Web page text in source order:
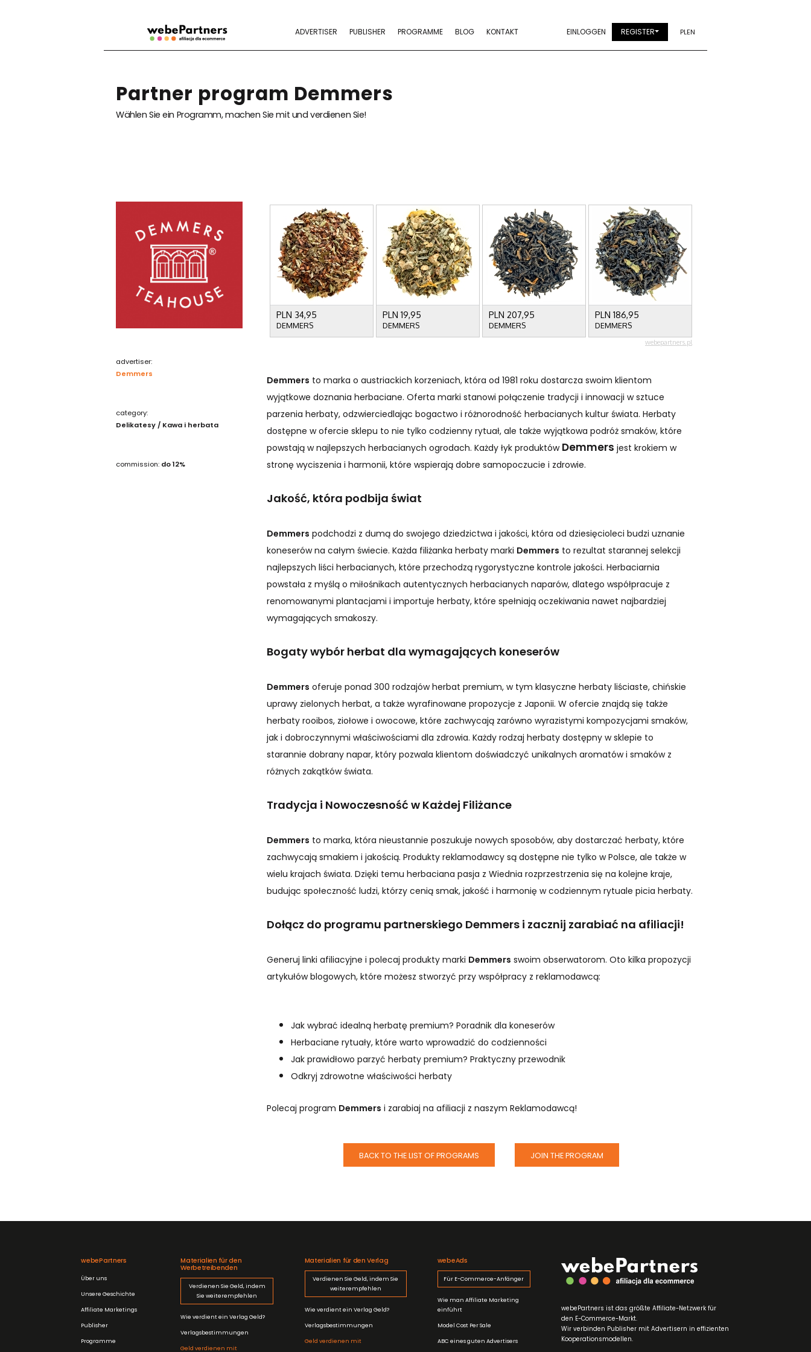
PLEN
EINLOGGEN REGISTER
ADVERTISER PUBLISHER PROGRAMME BLOG KONTAKT
Partner program Demmers
Wählen Sie ein Programm, machen Sie mit und verdienen Sie!
advertiser:
Demmers
category:
Delikatesy / Kawa i herbata
commission: do 12%
Demmers to marka o austriackich korzeniach, która od 1981 roku dostarcza swoim klientom
wyjątkowe doznania herbaciane. Oferta marki stanowi połączenie tradycji i innowacji w sztuce
parzenia herbaty, odzwierciedlając bogactwo i różnorodność herbacianych kultur świata. Herbaty
dostępne w ofercie sklepu to nie tylko codzienny rytuał, ale także wyjątkowa podróż smaków, które
powstają w najlepszych herbacianych ogrodach. Każdy łyk produktów Demmers jest krokiem w
stronę wyciszenia i harmonii, które wspierają dobre samopoczucie i zdrowie.
Jakość, która podbija świat
Demmers podchodzi z dumą do swojego dziedzictwa i jakości, która od dziesięcioleci budzi uznanie
koneserów na całym świecie. Każda filiżanka herbaty marki Demmers to rezultat starannej selekcji
najlepszych liści herbacianych, które przechodzą rygorystyczne kontrole jakości. Herbaciarnia
powstała z myślą o miłośnikach autentycznych herbacianych naparów, dlatego współpracuje z
renomowanymi plantacjami i importuje herbaty, które spełniają oczekiwania nawet najbardziej
wymagających smakoszy.
Bogaty wybór herbat dla wymagających koneserów
Demmers oferuje ponad 300 rodzajów herbat premium, w tym klasyczne herbaty liściaste, chińskie
uprawy zielonych herbat, a także wyrafinowane propozycje z Japonii. W ofercie znajdą się także
herbaty rooibos, ziołowe i owocowe, które zachwycają zarówno wyrazistymi kompozycjami smaków,
jak i dobroczynnymi właściwościami dla zdrowia. Każdy rodzaj herbaty dostępny w sklepie to
starannie dobrany napar, który pozwala klientom doświadczyć unikalnych aromatów i smaków z
różnych zakątków świata.
Tradycja i Nowoczesność w Każdej Filiżance
Demmers to marka, która nieustannie poszukuje nowych sposobów, aby dostarczać herbaty, które
zachwycają smakiem i jakością. Produkty reklamodawcy są dostępne nie tylko w Polsce, ale także w
wielu krajach świata. Dzięki temu herbaciana pasja z Wiednia rozprzestrzenia się na kolejne kraje,
budując społeczność ludzi, którzy cenią smak, jakość i harmonię w codziennym rytuale picia herbaty.
Dołącz do programu partnerskiego Demmers i zacznij zarabiać na afiliacji!
Generuj linki afiliacyjne i polecaj produkty marki Demmers swoim obserwatorom. Oto kilka propozycji
artykułów blogowych, które możesz stworzyć przy współpracy z reklamodawcą:
Jak wybrać idealną herbatę premium? Poradnik dla koneserów
Herbaciane rytuały, które warto wprowadzić do codzienności
Jak prawidłowo parzyć herbaty premium? Praktyczny przewodnik
Odkryj zdrowotne właściwości herbaty
Polecaj program Demmers i zarabiaj na afiliacji z naszym Reklamodawcą!
BACK TO THE LIST OF PROGRAMS JOIN THE PROGRAM
webePartners
Über uns
Unsere Geschichte
Affiliate Marketings
Publisher
Programme
Materialien für den
Werbetreibenden
Verdienen Sie Geld, indem
Sie weiterempfehlen
Wie verdient ein Verlag Geld?
Verlagsbestimmungen
Geld verdienen mit
Materialien für den Verlag
Verdienen Sie Geld, indem Sie
weiterempfehlen
Wie verdient ein Verlag Geld?
Verlagsbestimmungen
Geld verdienen mit
webeAds
Für E-Commerce-Anfänger
Wie man Affiliate Marketing
einführt
Model Cost Per Sale
ABC eines guten Advertisers
webePartners ist das größte Affiliate-Netzwerk für
den E-Commerce-Markt.
Wir verbinden Publisher mit Advertisern in effizienten
Kooperationsmodellen.